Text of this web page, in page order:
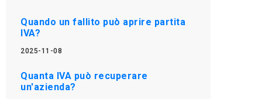
Quando un fallito può aprire partita
IVA?
2025-11-08
Quanta IVA può recuperare
un'azienda?